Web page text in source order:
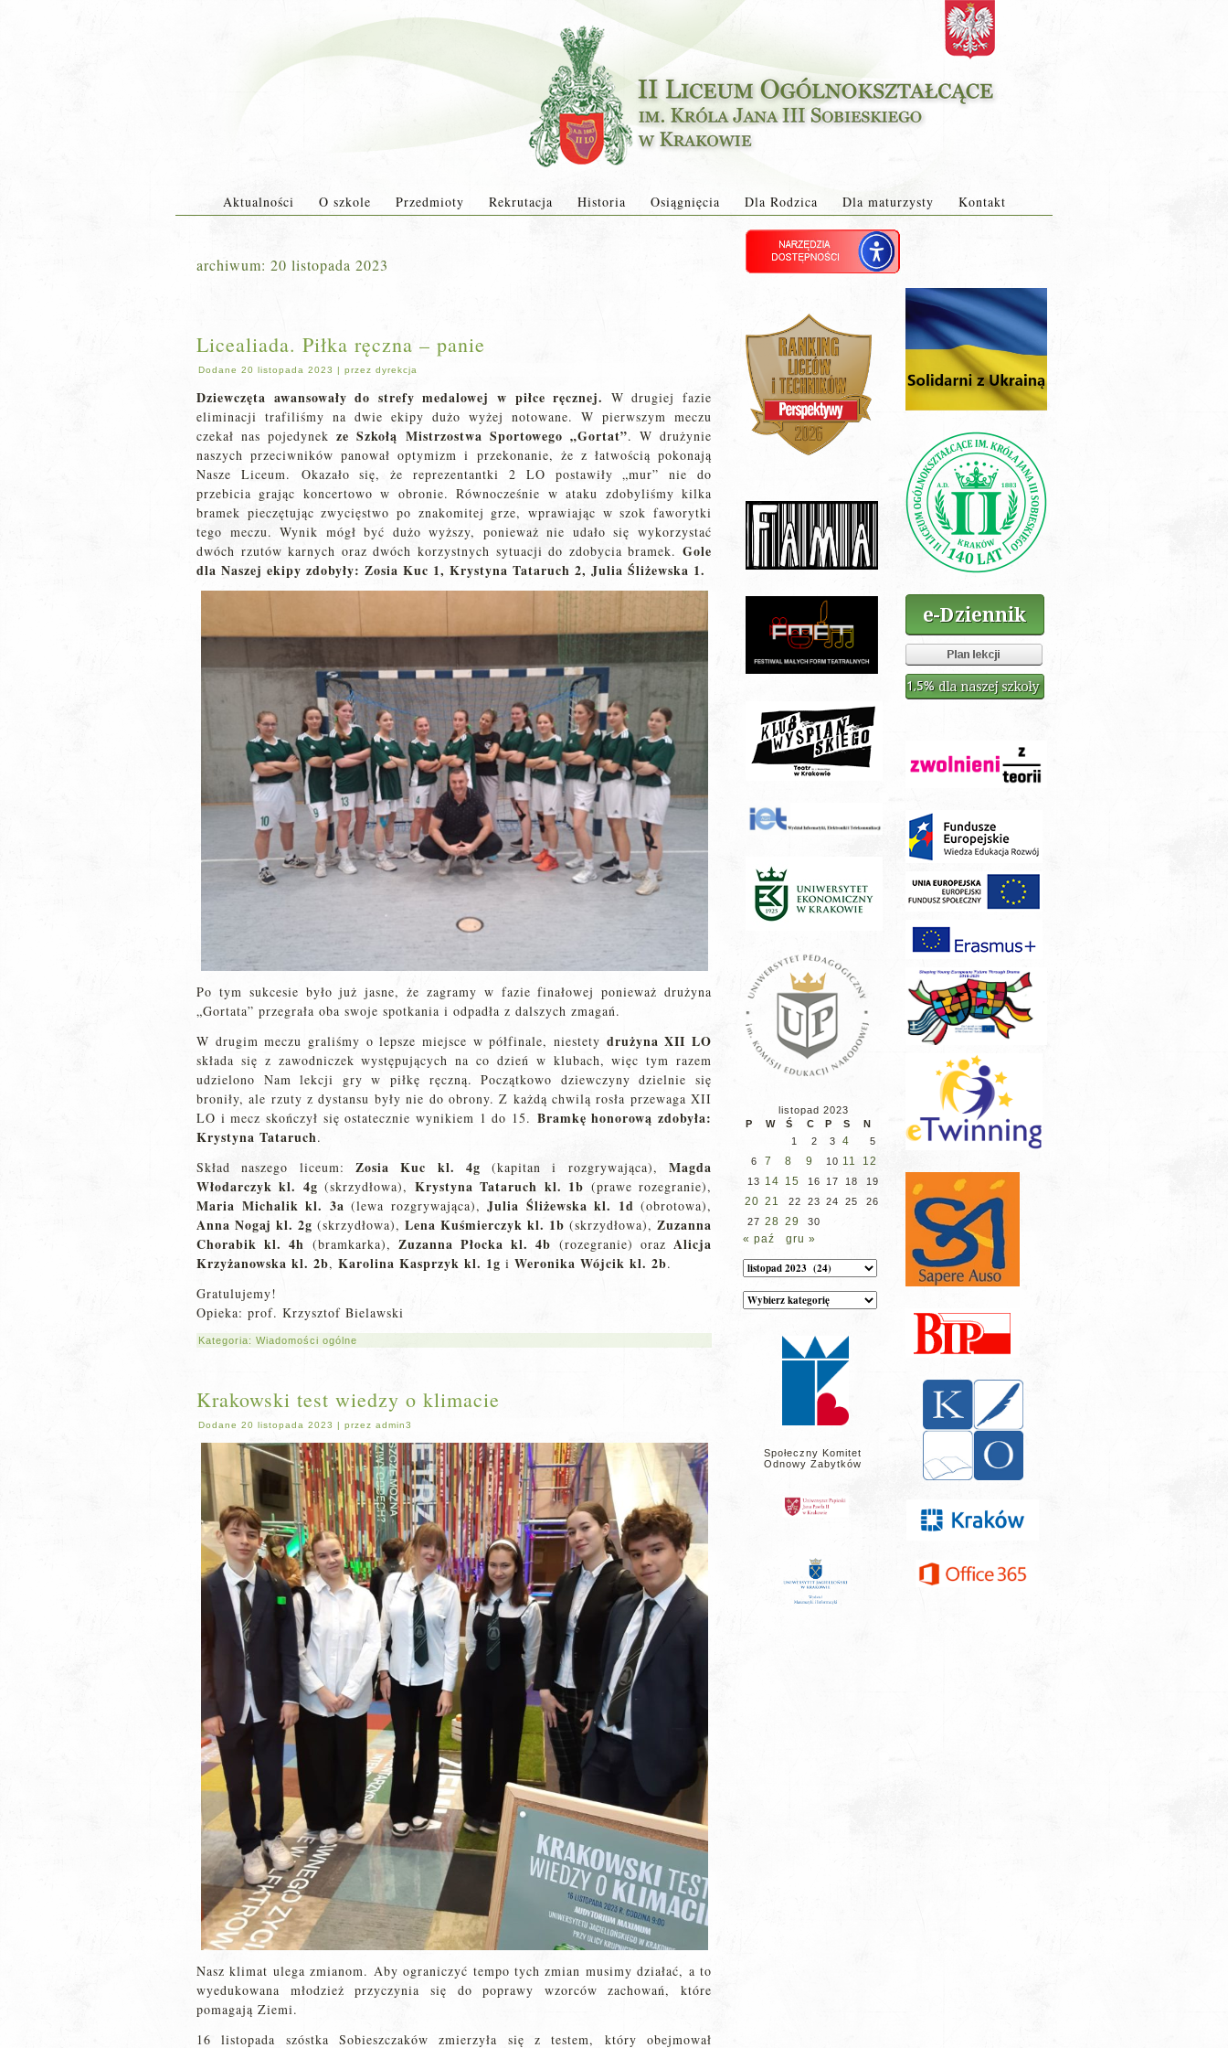
Aktualności O szkole Przedmioty Rekrutacja Historia Osiągnięcia Dla Rodzica Dla maturzysty Kontakt
archiwum: 20 listopada 2023
Licealiada. Piłka ręczna – panie
Dodane 20 listopada 2023 | przez dyrekcja
Dziewczęta awansowały do strefy medalowej w piłce ręcznej. W drugiej fazie
eliminacji trafiliśmy na dwie ekipy dużo wyżej notowane. W pierwszym meczu
czekał nas pojedynekze Szkołą Mistrzostwa Sportowego „Gortat”. W drużynie
naszych przeciwników panował optymizm i przekonanie, że z łatwością pokonają
Nasze Liceum. Okazało się, że reprezentantki 2 LO postawiły „mur” nie do
przebicia grając koncertowo w obronie. Równocześnie w ataku zdobyliśmy kilka
bramek pieczętując zwycięstwo po znakomitej grze, wprawiając w szok faworytki
tego meczu. Wynik mógł być dużo wyższy, ponieważ nie udało się wykorzystać
dwóch rzutów karnych oraz dwóch korzystnych sytuacji do zdobycia bramek. Gole
dla Naszej ekipy zdobyły: Zosia Kuc 1, Krystyna Tataruch 2, Julia Śliżewska 1.
Po tym sukcesie było już jasne, że zagramy w fazie finałowej ponieważ drużyna
„Gortata” przegrała oba swoje spotkania i odpadła z dalszych zmagań.
W drugim meczu graliśmy o lepsze miejsce w półfinale, niestety drużyna XII LO
składa się z zawodniczek występujących na co dzień w klubach, więc tym razem
udzielono Nam lekcji gry w piłkę ręczną. Początkowo dziewczyny dzielnie się
broniły, ale rzuty z dystansu były nie do obrony. Z każdą chwilą rosła przewaga XII
LO i mecz skończył się ostatecznie wynikiem 1 do 15. Bramkę honorową zdobyła:
Krystyna Tataruch.
Skład naszego liceum: Zosia Kuc kl. 4g (kapitan i rozgrywająca),Magda
Włodarczyk kl. 4g (skrzydłowa), Krystyna Tataruch kl. 1b (prawe rozegranie),
Maria Michalik kl. 3a (lewa rozgrywająca), Julia Śliżewska kl. 1d (obrotowa),
Anna Nogaj kl. 2g (skrzydłowa), Lena Kuśmierczyk kl. 1b (skrzydłowa), Zuzanna
Chorabik kl. 4h (bramkarka), Zuzanna Płocka kl. 4b (rozegranie) orazAlicja
Krzyżanowska kl. 2b, Karolina Kasprzyk kl. 1g i Weronika Wójcik kl. 2b.
Gratulujemy!
Opieka: prof. Krzysztof Bielawski
Kategoria: Wiadomości ogólne
Krakowski test wiedzy o klimacie
Dodane 20 listopada 2023 | przez admin3
Nasz klimat ulega zmianom. Aby ograniczyć tempo tych zmian musimy działać, a to
wyedukowana młodzież przyczynia się do poprawy wzorców zachowań, które
pomagają Ziemi.
16 listopada szóstka Sobieszczaków zmierzyła się z testem, który obejmował
listopad 2023
P
W Ś C P S
N
1
2 3 4
5
6
7 8 9 10 11 12
13 14 15 16 17 18 19
20 21 22 23 24 25
26
27 28 29 30
« paź gru »
Archiwum
Kategorie
wpisów
Społeczny Komitet
Odnowy Zabytków